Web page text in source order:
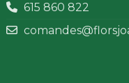
615 860 822